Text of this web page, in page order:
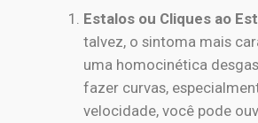
Estalos ou Cliques ao
talvez, o sintoma mais
uma homocinética
fazer curvas,
velocidade, você pode